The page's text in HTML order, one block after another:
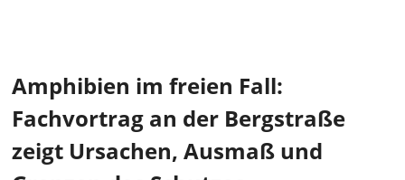
Amphibien im freien Fall:
Fachvortrag an der Bergstraße
zeigt Ursachen, Ausmaß und